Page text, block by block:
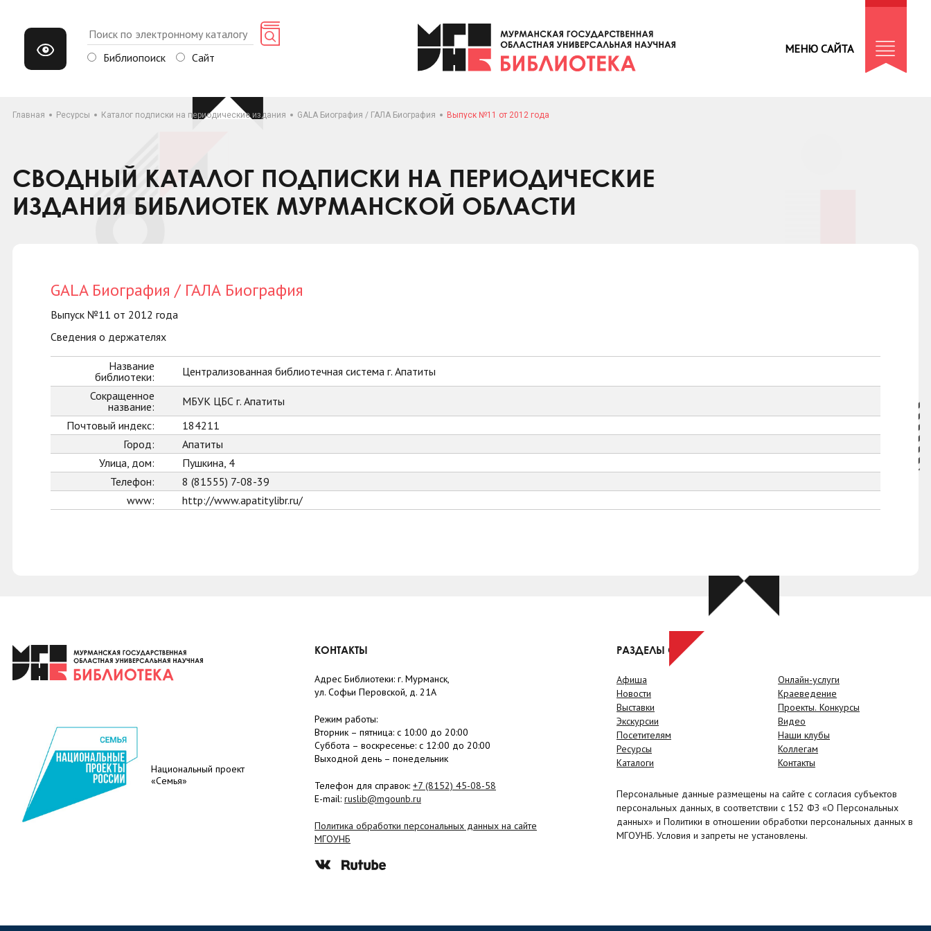
Библиопоиск Сайт
МЕНЮ САЙТА
Главная Ресурсы Каталог подписки на периодические издания GALA Биография / ГАЛА Биография Выпуск №11 от 2012 года
СВОДНЫЙ КАТАЛОГ ПОДПИСКИ НА ПЕРИОДИЧЕСКИЕ
ИЗДАНИЯ БИБЛИОТЕК МУРМАНСКОЙ ОБЛАСТИ
GALA Биография / ГАЛА Биография
Выпуск №11 от 2012 года
Сведения о держателях
Название
библиотеки:
Централизованная библиотечная система г. Апатиты
Сокращенное
название:
МБУК ЦБС г. Апатиты
Почтовый индекс:
184211
Город:
Апатиты
Улица, дом:
Пушкина, 4
Телефон:
8 (81555) 7-08-39
www:
http://www.apatitylibr.ru/
Национальный проект
«Семья»
КОНТАКТЫ
Адрес Библиотеки: г. Мурманск,
ул. Софьи Перовской, д. 21А
Режим работы:
Вторник – пятница: с 10:00 до 20:00
Суббота – воскресенье: c 12:00 до 20:00
Выходной день – понедельник
Телефон для справок: +7 (8152) 45-08-58
E-mail: ruslib@mgounb.ru
Политика обработки персональных данных на сайте
МГОУНБ
РАЗДЕЛЫ САЙТА
Афиша
Новости
Выставки
Экскурсии
Посетителям
Ресурсы
Каталоги
Онлайн-услуги
Краеведение
Проекты. Конкурсы
Видео
Наши клубы
Коллегам
Контакты
Персональные данные размещены на сайте с согласия субъектов
персональных данных, в соответствии с 152 ФЗ «О Персональных
данных» и Политики в отношении обработки персональных данных в
МГОУНБ. Условия и запреты не установлены.